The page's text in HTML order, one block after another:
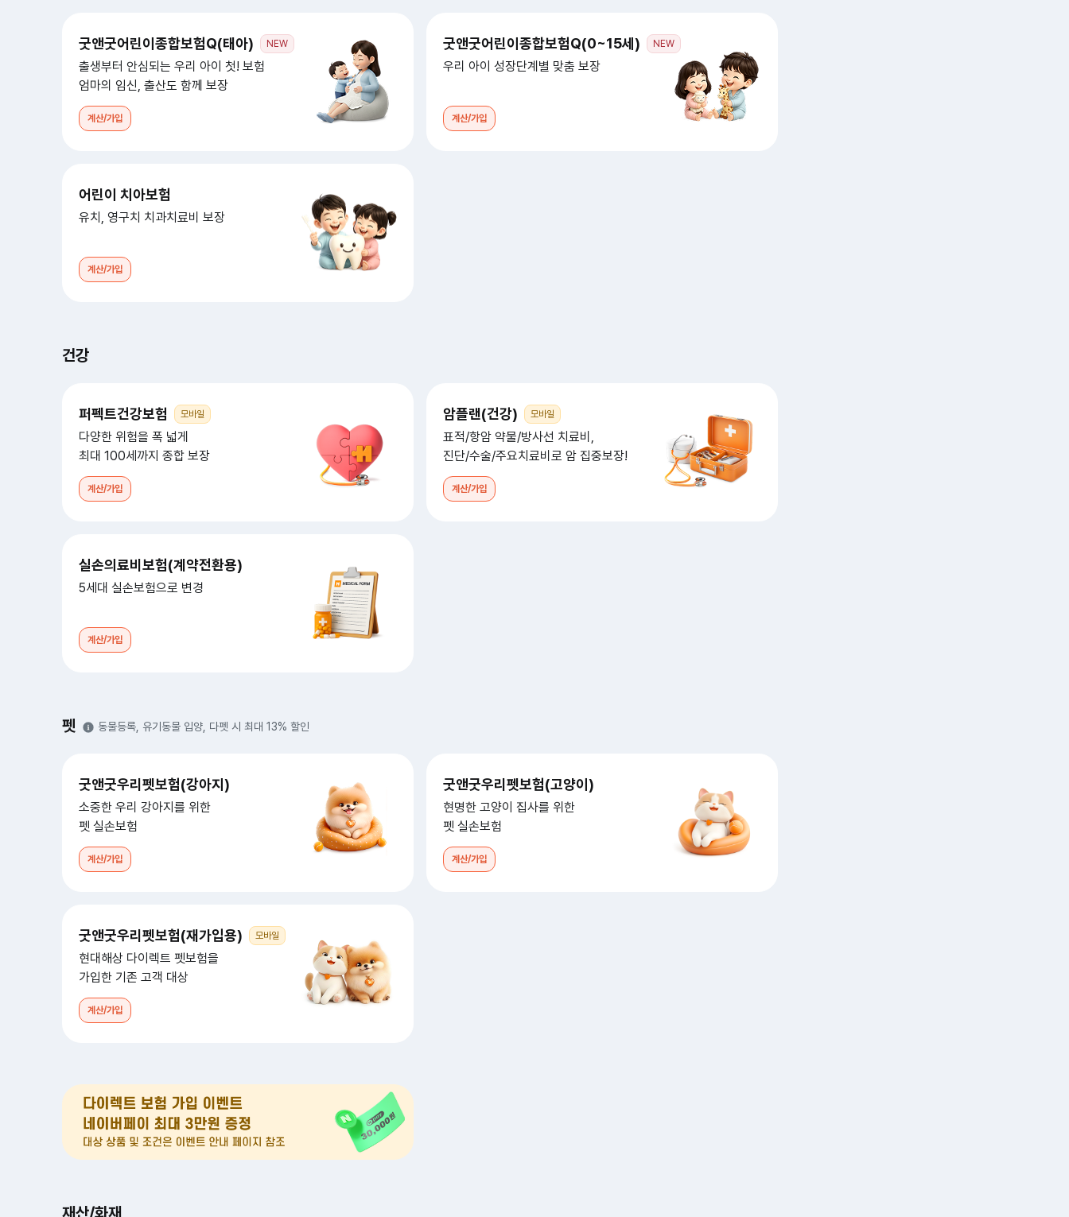
굿앤굿어린이종합보험Q(태아) NEW
출생부터 안심되는 우리 아이 첫! 보험
엄마의 임신, 출산도 함께 보장
계산/가입
굿앤굿어린이종합보험Q(0~15세) NEW
우리 아이 성장단계별 맞춤 보장
계산/가입
어린이 치아보험
유치, 영구치 치과치료비 보장
계산/가입
건강
퍼펙트건강보험 모바일
다양한 위험을 폭 넓게
최대 100세까지 종합 보장
계산/가입
암플랜(건강) 모바일
표적/항암 약물/방사선 치료비,
진단/수술/주요치료비로 암 집중보장!
계산/가입
실손의료비보험(계약전환용)
5세대 실손보험으로 변경
계산/가입
펫 동물등록, 유기동물 입양, 다펫 시 최대 13% 할인
굿앤굿우리펫보험(강아지)
소중한 우리 강아지를 위한
펫 실손보험
계산/가입
굿앤굿우리펫보험(고양이)
현명한 고양이 집사를 위한
펫 실손보험
계산/가입
굿앤굿우리펫보험(재가입용) 모바일
현대해상 다이렉트 펫보험을
가입한 기존 고객 대상
계산/가입